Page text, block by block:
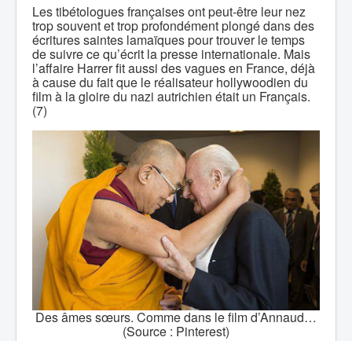
Les tibétologues françaises ont peut-être leur nez
trop souvent et trop profondément plongé dans des
écritures saintes lamaïques pour trouver le temps
de suivre ce qu’écrit la presse internationale. Mais
l’affaire Harrer fit aussi des vagues en France, déjà
à cause du fait que le réalisateur hollywoodien du
film à la gloire du nazi autrichien était un Français.
(7)
Des âmes sœurs. Comme dans le film d’Annaud…
(Source : Pinterest)